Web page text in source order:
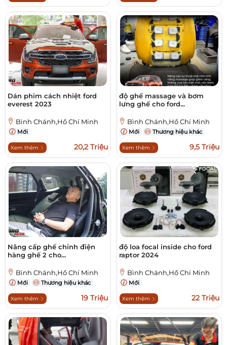
Dán phim cách nhiệt ford
everest 2023
Bình Chánh,Hồ Chí Minh
Mới
Xem thêm 20,2 Triệu
độ ghế massage và bơm
lưng ghế cho ford...
Bình Chánh,Hồ Chí Minh
Mới Thương hiệu khác
Xem thêm 9,5 Triệu
Nâng cấp ghế chỉnh điện
hàng ghế 2 cho...
Bình Chánh,Hồ Chí Minh
Mới Thương hiệu khác
Xem thêm 19 Triệu
độ loa focal inside cho ford
raptor 2024
Bình Chánh,Hồ Chí Minh
Mới
Xem thêm 22 Triệu